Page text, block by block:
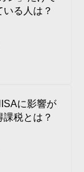
る人は？
に影響が
税とは？